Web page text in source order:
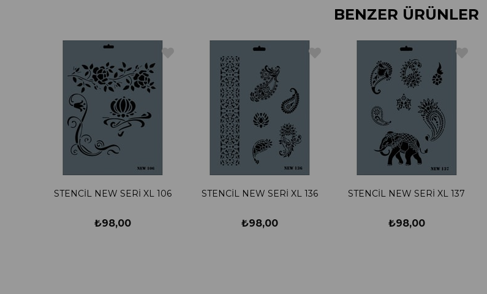
BENZER ÜRÜNLER
STENCİL NEW SERİ XL 106
₺98,00
STENCİL NEW SERİ XL 136
₺98,00
STENCİL NEW SERİ XL 137
₺98,00